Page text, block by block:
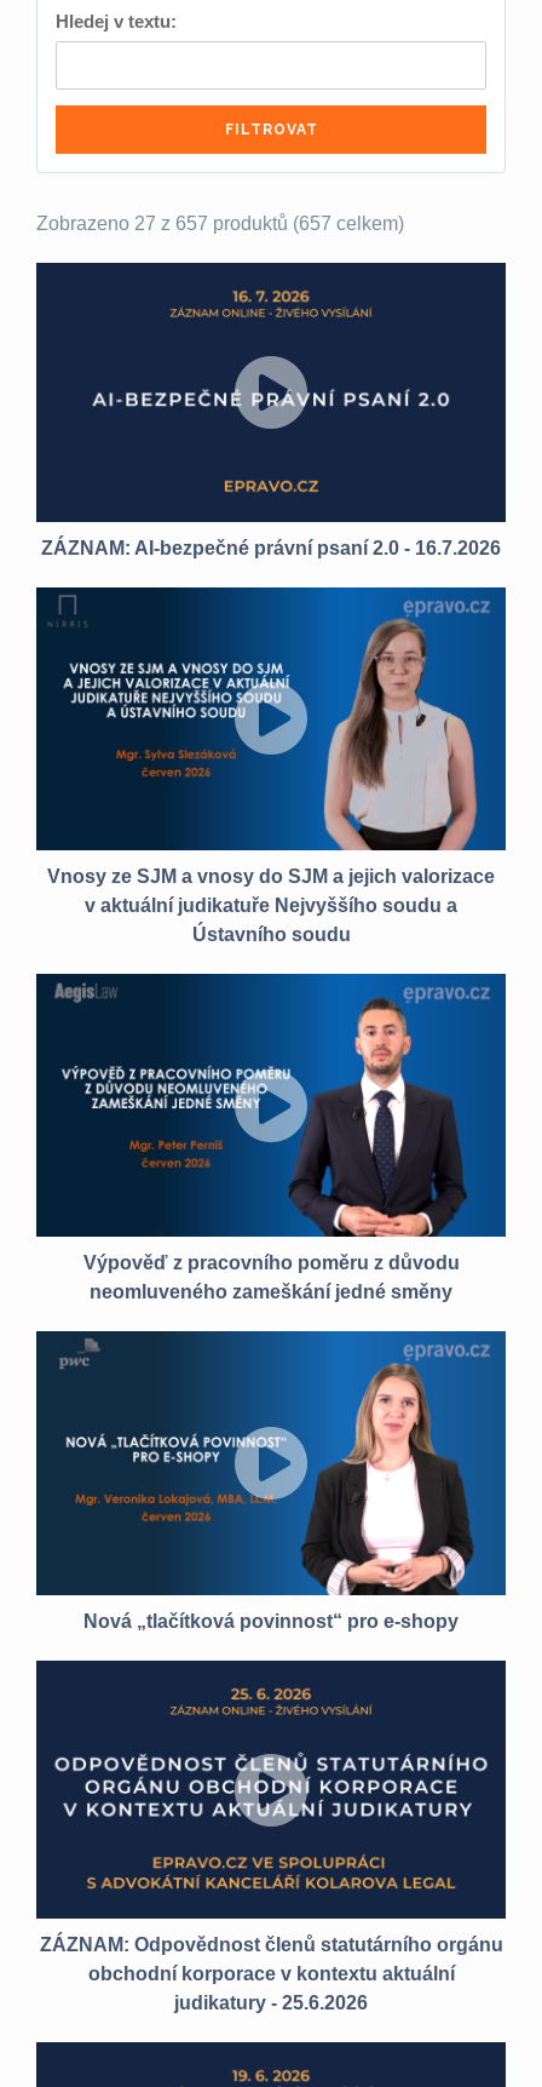
Hledej v textu:
FILTROVAT
Zobrazeno 27 z 657 produktů (657 celkem)
ZÁZNAM: AI-bezpečné právní psaní 2.0 - 16.7.2026
Vnosy ze SJM a vnosy do SJM a jejich valorizace
v aktuální judikatuře Nejvyššího soudu a
Ústavního soudu
Výpověď z pracovního poměru z důvodu
neomluveného zameškání jedné směny
Nová „tlačítková povinnost“ pro e-shopy
ZÁZNAM: Odpovědnost členů statutárního orgánu
obchodní korporace v kontextu aktuální
judikatury - 25.6.2026